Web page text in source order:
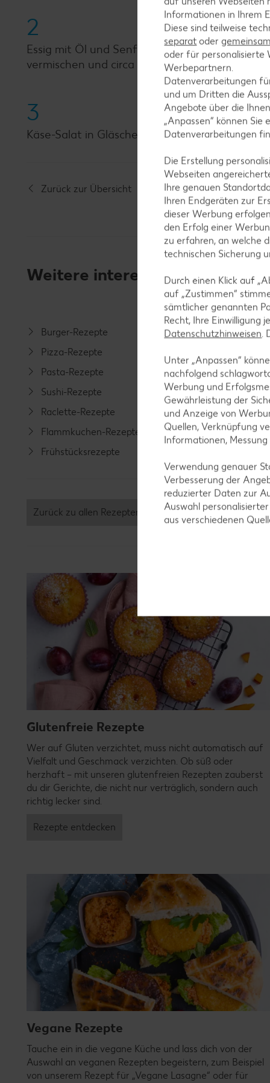
2
Essig mit Öl und Senf verrühren und mit Salz,
vermischen und circa 60 Minuten durchziehen
3
Käse-Salat in Gläschen füllen und nach
Zurück zur Übersicht
Weitere interessante
Burger-Rezepte
Pizza-Rezepte
Pasta-Rezepte
Sushi-Rezepte
Raclette-Rezepte
Flammkuchen-Rezepte
Frühstücksrezepte
Salat-
Fleisch-
Fisch-
Lamm-
Zurück zu allen Rezepten
Glutenfreie Rezepte
Wer auf Gluten verzichtet, muss nicht automatisch auf
Vielfalt und Geschmack verzichten. Ob süß oder
herzhaft – mit unseren glutenfreien Rezepten zauberst
du dir Gerichte, die nicht nur verträglich, sondern auch
richtig lecker sind.
Rezepte entdecken
Vegane Rezepte
Tauche ein in die vegane Küche und lass dich von der
Auswahl an veganen Rezepten begeistern, zum Beispiel
von unserem Rezept für „Vegane Lasagne“ oder für
Informationen in Ihrem
Diese sind teilweise
separat oder
oder für personalisierte
Werbepartnern.
Datenverarbeitungen
und um Dritten die
Angebote über die
„Anpassen“ können
Datenverarbeitungen
Die Erstellung
Webseiten
Ihre genauen
Ihren Endgeräten zur
dieser Werbung
den Erfolg einer
zu erfahren, an welche
technischen Sicherung
Durch einen Klick auf
auf „Zustimmen“
sämtlicher genannten
Recht, Ihre Einwilligung
Datenschutzhinweisen.
Unter „Anpassen“
nachfolgend
Werbung und
Gewährleistung der
und Anzeige von
Quellen, Verknüpfung
Informationen,
Verwendung genauer
Verbesserung der
reduzierter Daten zur
Auswahl
aus verschiedenen